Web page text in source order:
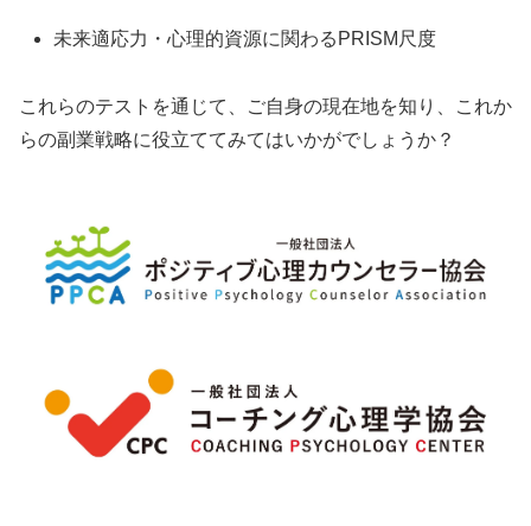
未来適応力・心理的資源に関わるPRISM尺度
これらのテストを通じて、ご自身の現在地を知り、これか
らの副業戦略に役立ててみてはいかがでしょうか？